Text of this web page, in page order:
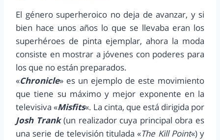
El género superheroico no deja de avanzar, y si
bien hace unos años lo que se llevaba eran los
superhéroes de pinta ejemplar, ahora la moda
consiste en mostrar a jóvenes con poderes para
los que no están preparados.
«Chronicle» es un ejemplo de este movimiento
que tiene su máximo y mejor exponente en la
televisiva «Misfits«. La cinta, que está dirigida por
Josh Trank(un realizador cuya principal obra es
una serie de televisión titulada «The Kill Point«) y